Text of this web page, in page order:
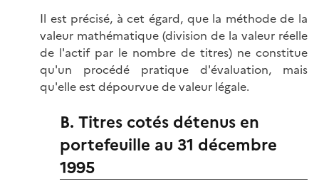
Il est précisé, à cet égard, que la méthode de la
valeur mathématique (division de la valeur réelle
de l'actif par le nombre de titres) ne constitue
qu'un procédé pratique d'évaluation, mais
qu'elle est dépourvue de valeur légale.
B. Titres cotés détenus en
portefeuille au 31 décembre
1995